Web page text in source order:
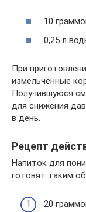
10
0,25 л
При
измельчённые
Получившуюся
для снижения
в день.
Рецепт
Напиток для
готовят таким
20